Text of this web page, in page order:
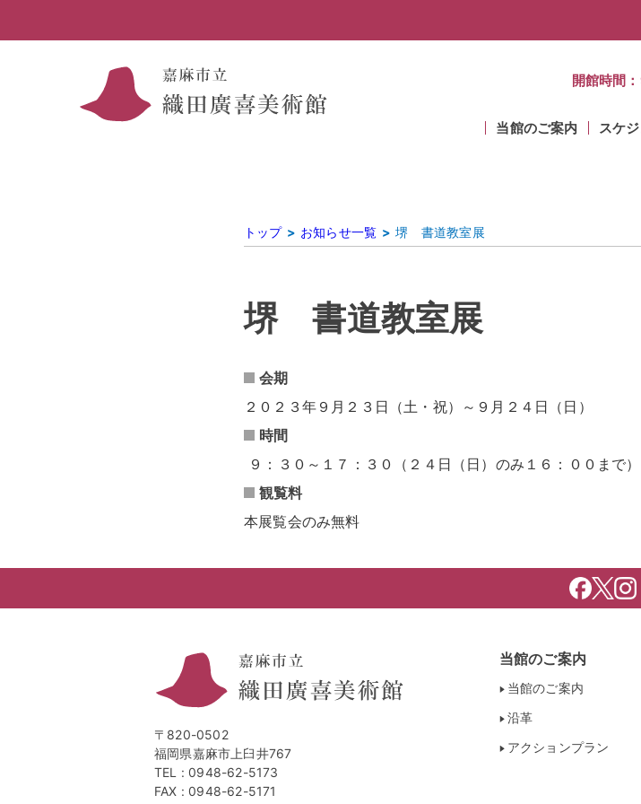
開館時間
当館のご案内 スケ
トップ お知らせ一覧 堺 書道教室展
堺 書道教室展
会期
２０２３年９月２３日（土・祝）～９月２４日（日）
時間
９：３０～１７：３０（２４日（日）のみ１６：００まで）
観覧料
本展覧会のみ無料
〒820-0502
福岡県嘉麻市上臼井767
TEL :0948-62-5173
FAX : 0948-62-5171
当館のご案内
当館のご案内
沿革
アクションプラン